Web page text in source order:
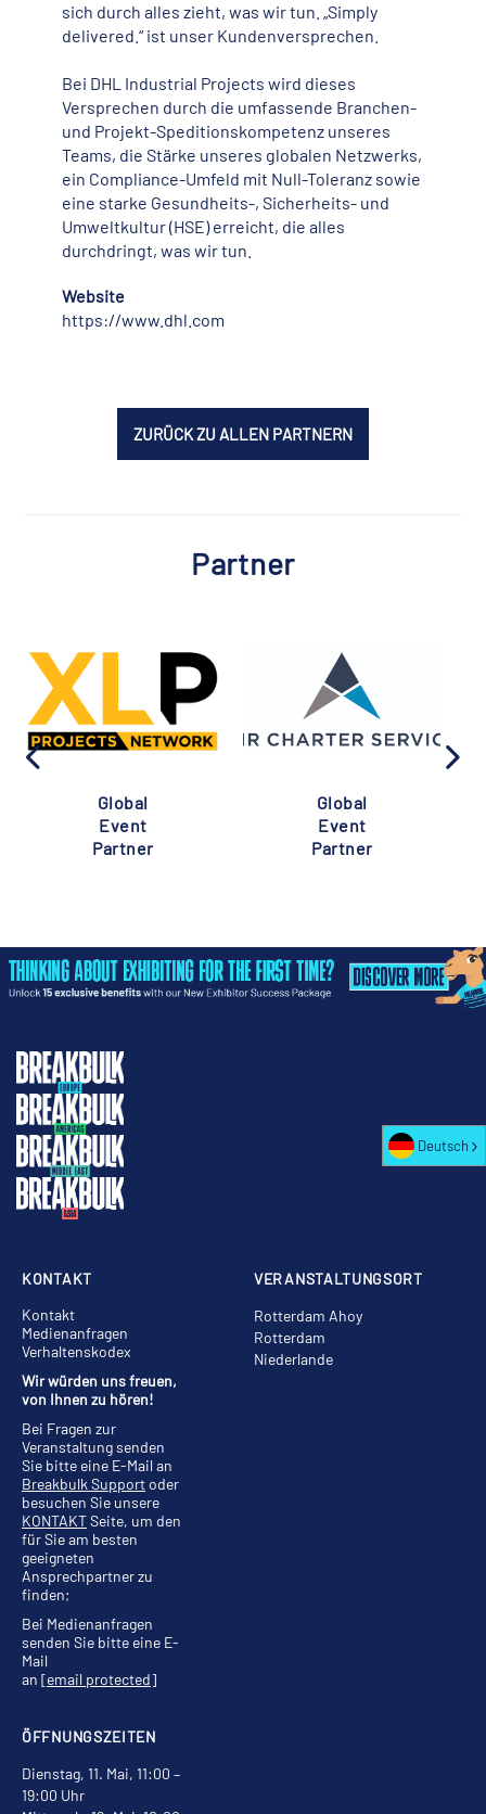
sich durch alles zieht, was wir tun. „Simply
delivered.“ ist unser Kundenversprechen.
Bei DHL Industrial Projects wird dieses
Versprechen durch die umfassende Branchen-
und Projekt-Speditionskompetenz unseres
Teams, die Stärke unseres globalen Netzwerks,
ein Compliance-Umfeld mit Null-Toleranz sowie
eine starke Gesundheits-, Sicherheits- und
Umweltkultur (HSE) erreicht, die alles
durchdringt, was wir tun.
Website
https://www.dhl.com
ZURÜCK ZU ALLEN PARTNERN
Partner
Global
Event
Partner
Global
Event
Partner
VERANSTALTUNGSORT
Rotterdam Ahoy
Rotterdam
Niederlande
ÖFFNUNGSZEITEN
Dienstag, 11. Mai, 11:00 –
19:00 Uhr
KONTAKT
Kontakt
Medienanfragen
Verhaltenskodex
Wir würden uns freuen,
von Ihnen zu hören!
Bei Fragen zur
Veranstaltung senden
Sie bitte eine E-Mail an
Breakbulk Supportoder
besuchen Sie unsere
KONTAKTSeite, um den
für Sie am besten
geeigneten
Ansprechpartner zu
finden;
Bei Medienanfragen
senden Sie bitte eine E-
Mail
an [email protected]
Deutsch